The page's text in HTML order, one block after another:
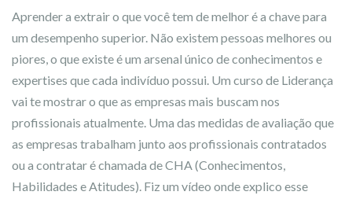
Aprender a extrair o que você tem de melhor é a chave para
um desempenho superior. Não existem pessoas melhores ou
piores, o que existe é um arsenal único de conhecimentos e
expertises que cada indivíduo possui. Um curso de Liderança
vai te mostrar o que as empresas mais buscam nos
profissionais atualmente. Uma das medidas de avaliação que
as empresas trabalham junto aos profissionais contratados
ou a contratar é chamada de CHA (Conhecimentos,
Habilidades e Atitudes). Fiz um vídeo onde explico esse